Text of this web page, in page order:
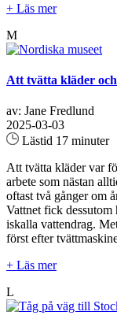
+ Läs mer
M
Att tvätta kläder
av: Jane Fredlund
2025-03-03
Lästid 17 minuter
Att tvätta kläder var
arbete som nästan
oftast två gånger om
Vattnet fick
iskalla vattendrag.
först efter
+ Läs mer
L